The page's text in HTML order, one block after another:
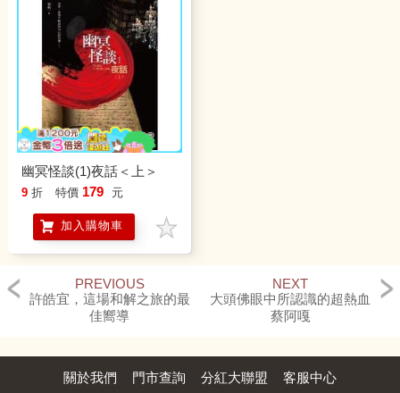
幽冥怪談(1)夜話＜上＞
9 折 特價 179 元
加入購物車
PREVIOUS
許皓宜，這場和解之旅的最
佳嚮導
NEXT
大頭佛眼中所認識的超熱血
蔡阿嘎
關於我們 門市查詢 分紅大聯盟 客服中心